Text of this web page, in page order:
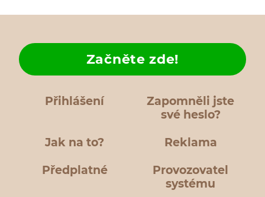
Přihlášení
Zapomněli jste
své heslo?
Jak na to?
Začněte zde!
Reklama
Předplatné
Provozovatel
systému